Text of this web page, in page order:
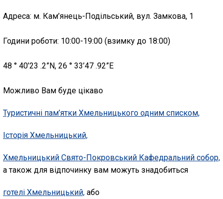
Адреса: м. Кам’янець-Подільський, вул. Замкова, 1
Години роботи: 10:00-19:00 (взимку до 18:00)
48 ° 40’23 .2”N, 26 ° 33’47 .92”E
Можливо Вам буде цікаво
Туристичні пам’ятки Хмельницького одним списком,
Історія Хмельницький,
Хмельницький Свято-Покровський Кафедральний собор,
а також для відпочинку вам можуть знадобиться
готелі Хмельницький, або